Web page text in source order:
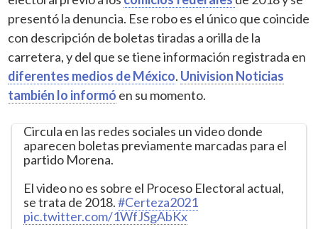
presentó la denuncia. Ese robo es el único que coincide
con descripción de boletas tiradas a orilla de la
carretera, y del que se tiene información registrada en
diferentes medios de México. Univision Noticias
también lo informó en su momento.
Circula en las redes sociales un video donde
aparecen boletas previamente marcadas para el
partido Morena.
El video no es sobre el Proceso Electoral actual,
se trata de 2018.#Certeza2021
pic.twitter.com/1WfJSgAbKx